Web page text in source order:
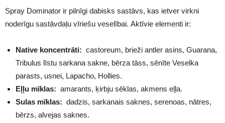
Spray Dominator ir pilnīgi dabisks sastāvs, kas ietver virkni
noderīgu sastāvdaļu vīriešu veselībai. Aktīvie elementi ir:
Native koncentrāti: castoreum, brieži antler asins, Guarana,
Tribulus līstu sarkana sakne, bērza tāss, sēnīte Veselka
parasts, usnei, Lapacho, Hollies.
Eļļu mīklas: amarants, ķirbju sēklas, akmens eļļa.
Sulas mīklas: dadzis, sarkanais saknes, serenoas, nātres,
bērzs, alvejas saknes.